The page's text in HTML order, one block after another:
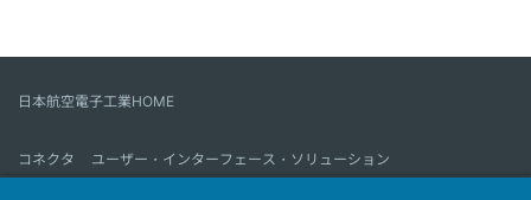
日本航空電子工業HOME
コネクタ
ユーザー・インターフェース・ソリューション